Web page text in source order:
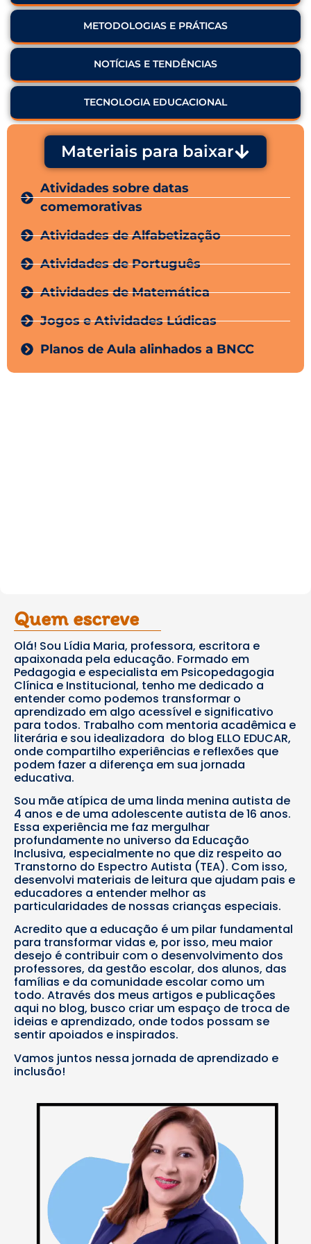
METODOLOGIAS E PRÁTICAS
NOTÍCIAS E TENDÊNCIAS
TECNOLOGIA EDUCACIONAL
Materiais para baixar
Atividades sobre datas
comemorativas
Atividades de Alfabetização
Atividades de Português
Atividades de Matemática
Jogos e Atividades Lúdicas
Planos de Aula alinhados a BNCC
Quem escreve
Olá! Sou Lídia Maria, professora, escritora e
apaixonada pela educação. Formado em
Pedagogia e especialista em Psicopedagogia
Clínica e Institucional, tenho me dedicado a
entender como podemos transformar o
aprendizado em algo acessível e significativo
para todos. Trabalho com mentoria acadêmica e
literária e sou idealizadora do blog ELLO EDUCAR,
onde compartilho experiências e reflexões que
podem fazer a diferença em sua jornada
educativa.
Sou mãe atípica de uma linda menina autista de
4 anos e de uma adolescente autista de 16 anos.
Essa experiência me faz mergulhar
profundamente no universo da Educação
Inclusiva, especialmente no que diz respeito ao
Transtorno do Espectro Autista (TEA). Com isso,
desenvolvi materiais de leitura que ajudam pais e
educadores a entender melhor as
particularidades de nossas crianças especiais.
Acredito que a educação é um pilar fundamental
para transformar vidas e, por isso, meu maior
desejo é contribuir com o desenvolvimento dos
professores, da gestão escolar, dos alunos, das
famílias e da comunidade escolar como um
todo. Através dos meus artigos e publicações
aqui no blog, busco criar um espaço de troca de
ideias e aprendizado, onde todos possam se
sentir apoiados e inspirados.
Vamos juntos nessa jornada de aprendizado e
inclusão!